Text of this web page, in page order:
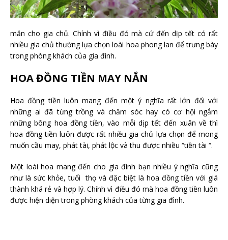
mắn cho gia chủ. Chính vì điều đó mà cứ đến dịp tết có rất
nhiều gia chủ thường lựa chọn loài hoa phong lan để trưng bày
trong phòng khách của gia đình.
HOA ĐỒNG TIỀN MAY NẮN
Hoa đồng tiền luôn mang đến một ý nghĩa rất lớn đối với
những ai đã từng trồng và chăm sóc hay có cơ hội ngắm
những bông hoa đồng tiền, vào mỗi dịp tết đến xuân về thì
hoa đồng tiền luôn được rất nhiều gia chủ lựa chọn để mong
muốn cầu may, phát tài, phát lộc và thu được nhiều “tiền tài “.
Một loài hoa mang đến cho gia đình bạn nhiều ý nghĩa cũng
như là sức khỏe, tuổi thọ và đặc biệt là hoa đồng tiền với giá
thành khá rẻ và hợp lý. Chính vì điều đó mà hoa đồng tiền luôn
được hiện diện trong phòng khách của từng gia đình.